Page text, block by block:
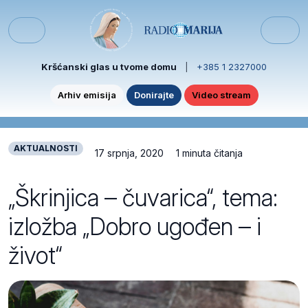
Menu
Kršćanski glas u tvome domu +385 1 2327000
Arhiv emisija Donirajte Video stream
AKTUALNOSTI 17 srpnja, 2020 1 minuta čitanja
„Škrinjica – čuvarica“, tema:
izložba „Dobro ugođen – i
život“